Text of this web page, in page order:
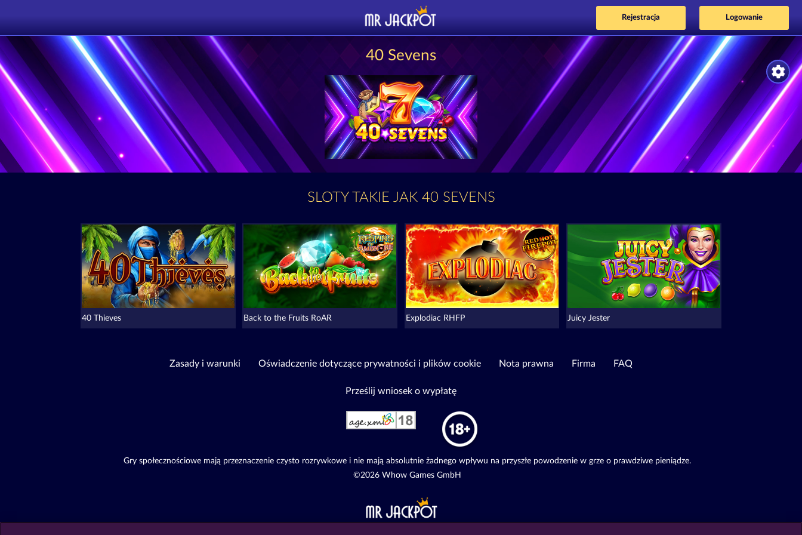
Rejestracja Logowanie
40 Sevens
SLOTY TAKIE JAK 40 SEVENS
40 Thieves Back to the Fruits RoAR Explodiac RHFP Juicy Jester
Zasady i warunki Oświadczenie dotyczące prywatności i plików cookie Nota prawna Firma FAQ
Prześlij wniosek o wypłatę
Gry społecznościowe mają przeznaczenie czysto rozrywkowe i nie mają absolutnie żadnego wpływu na przyszłe powodzenie w grze o prawdziwe pieniądze.
©2026 Whow Games GmbH